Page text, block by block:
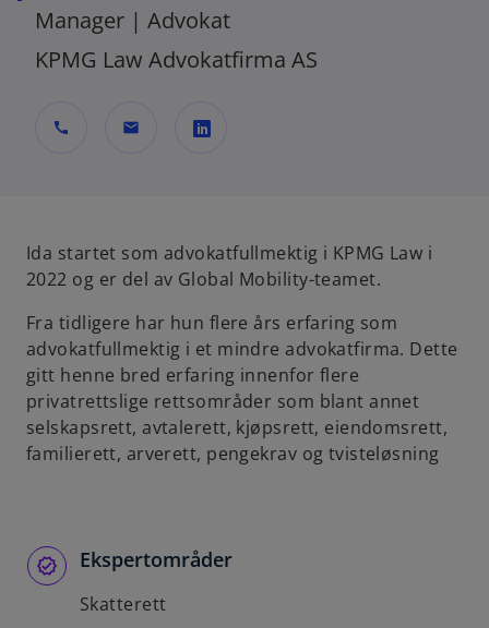
Manager | Advokat
KPMG Law Advokatfirma AS
call mail
n
s
n
a
n
e
w
t
Ida startet som advokatfullmektig i KPMG Law i
2022 og er del av Global Mobility-teamet.
Fra tidligere har hun flere års erfaring som
advokatfullmektig i et mindre advokatfirma. Dette
gitt henne bred erfaring innenfor flere
privatrettslige rettsområder som blant annet
selskapsrett, avtalerett, kjøpsrett, eiendomsrett,
familierett, arverett, pengekrav og tvisteløsning
Ekspertområder
Skatterett